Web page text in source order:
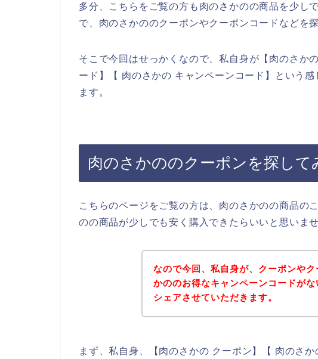
多分、こちらをご覧の方も肉のさかのの商品を少し
で、肉のさかののクーポンやクーポンコードなどを
そこで今回はせっかくなので、私自身が【肉のさか
ード】【 肉のさかの キャンペーンコード】という
ます。
肉のさかののクーポンを探して
こちらのページをご覧の方は、肉のさかのの商品の
のの商品が少しでも安く購入できたらいいと思いま
なので今回、私自身が、クーポンや
かののお得なキャンペーンコードが
シェアさせていただきます。
まず、私自身、【肉のさかの クーポン】【 肉のさ